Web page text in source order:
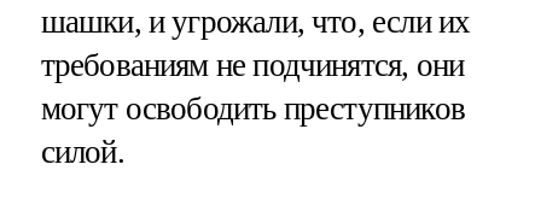
шашки, и угрожали, что, если их
требованиям не подчинятся, они
могут освободить преступников
силой.